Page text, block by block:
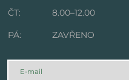
ČT:
8.00–12.00
PÁ:
ZAVŘENO